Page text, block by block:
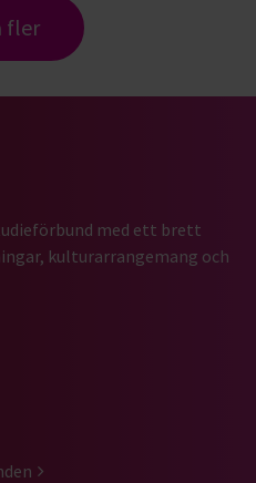
fler
med ett brett
kulturarrangemang och